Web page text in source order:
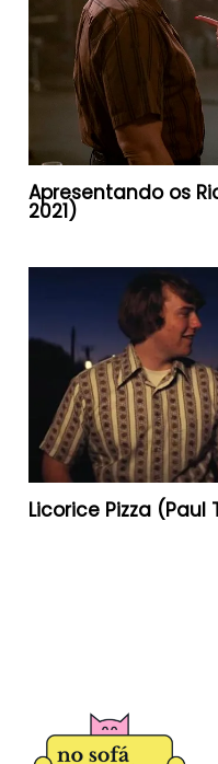
Apresentando os
2021)
Licorice Pizza (Paul